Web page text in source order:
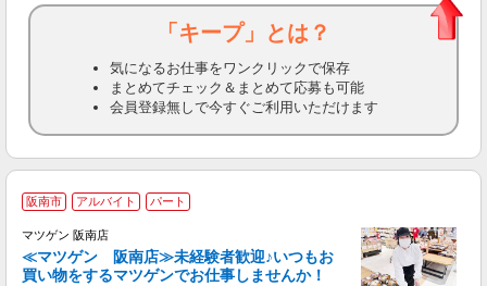
「キープ」とは？
気になるお仕事をワンクリックで保存
まとめてチェック＆まとめて応募も可能
会員登録無しで今すぐご利用いただけます
阪南市 アルバイト パート
マツゲン 阪南店
≪マツゲン 阪南店≫未経験者歓迎♪いつもお
買い物をするマツゲンでお仕事しませんか！